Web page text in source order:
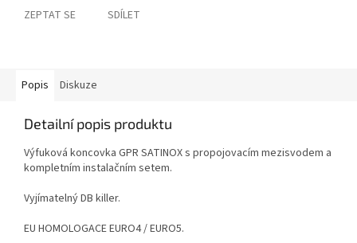
ZEPTAT SE SDÍLET
Popis Diskuze
Detailní popis produktu
Výfuková koncovka GPR SATINOX s propojovacím mezisvodem a
kompletním instalačním setem.
Vyjímatelný DB killer.
EU HOMOLOGACE EURO4 / EURO5.